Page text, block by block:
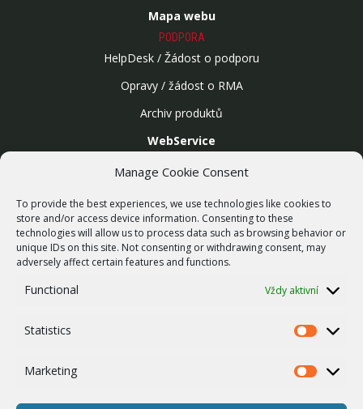
Manage Cookie Consent
To provide the best experiences, we use technologies like cookies to
store and/or access device information. Consenting to these
technologies will allow us to process data such as browsing behavior or
unique IDs on this site. Not consenting or withdrawing consent, may
adversely affect certain features and functions.
Functional Vždy aktivní
Statistics Statistics
Marketing Marketing
Mapa webu
PODPORA
HelpDesk / Žádost o podporu
Opravy / žádost o RMA
Archiv produktů
WebService
Bezdrátové sítě
Zakázková výroba
Report zranitelnosti
O NÁS